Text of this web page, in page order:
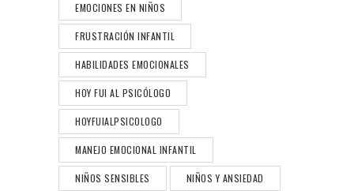
EMOCIONES EN NIÑOS
FRUSTRACIÓN INFANTIL
HABILIDADES EMOCIONALES
HOY FUI AL PSICÓLOGO
HOYFUIALPSICOLOGO
MANEJO EMOCIONAL INFANTIL
NIÑOS SENSIBLES NIÑOS Y ANSIEDAD